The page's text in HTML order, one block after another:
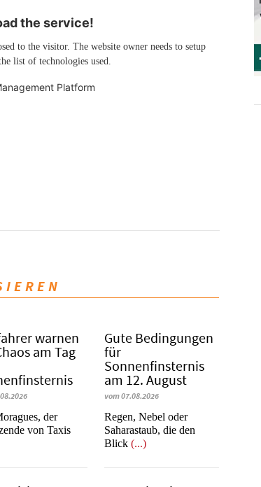
the service!
to the visitor. The website owner needs to setup
list of technologies used.
Platform
warnen
am Tag
der
von Taxis
Gute Bedingungen
für
Sonnenfinsternis
am 12. August
vom 07.08.2026
Regen, Nebel oder
Saharastaub, die den
Blick(...)